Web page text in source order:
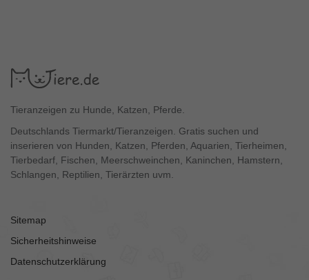
Tieranzeigen zu Hunde, Katzen, Pferde.
Deutschlands Tiermarkt/Tieranzeigen. Gratis suchen und
inserieren von Hunden, Katzen, Pferden, Aquarien, Tierheimen,
Tierbedarf, Fischen, Meerschweinchen, Kaninchen, Hamstern,
Schlangen, Reptilien, Tierärzten uvm.
Sitemap
Sicherheitshinweise
Datenschutzerklärung